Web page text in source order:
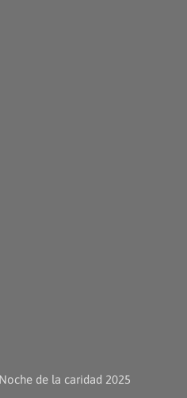
de la caridad 2025